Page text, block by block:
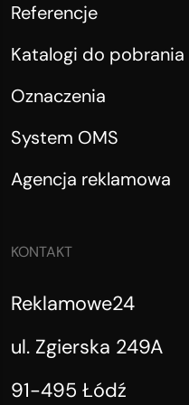
Referencje
Katalogi do pobrania
Oznaczenia
System OMS
Agencja reklamowa
KONTAKT
Reklamowe24
ul. Zgierska 249A
91-495 Łódź